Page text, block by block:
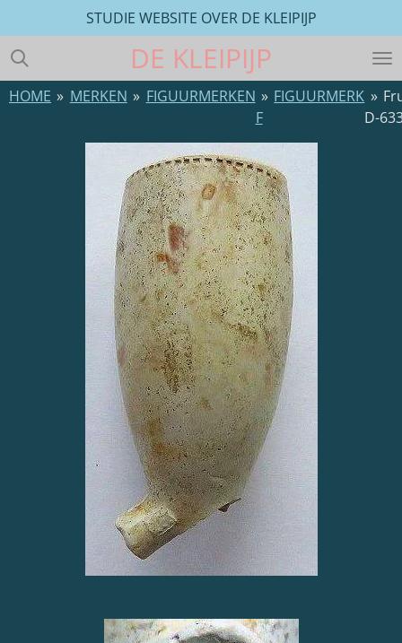
direct
naar
de
hoofdinhoud
DE KLEIPIJP
STUDIE WEBSITE OVER DE KLEIPIJP
HOME » MERKEN » FIGUURMERKEN » FIGUURMERK
F
»
D-